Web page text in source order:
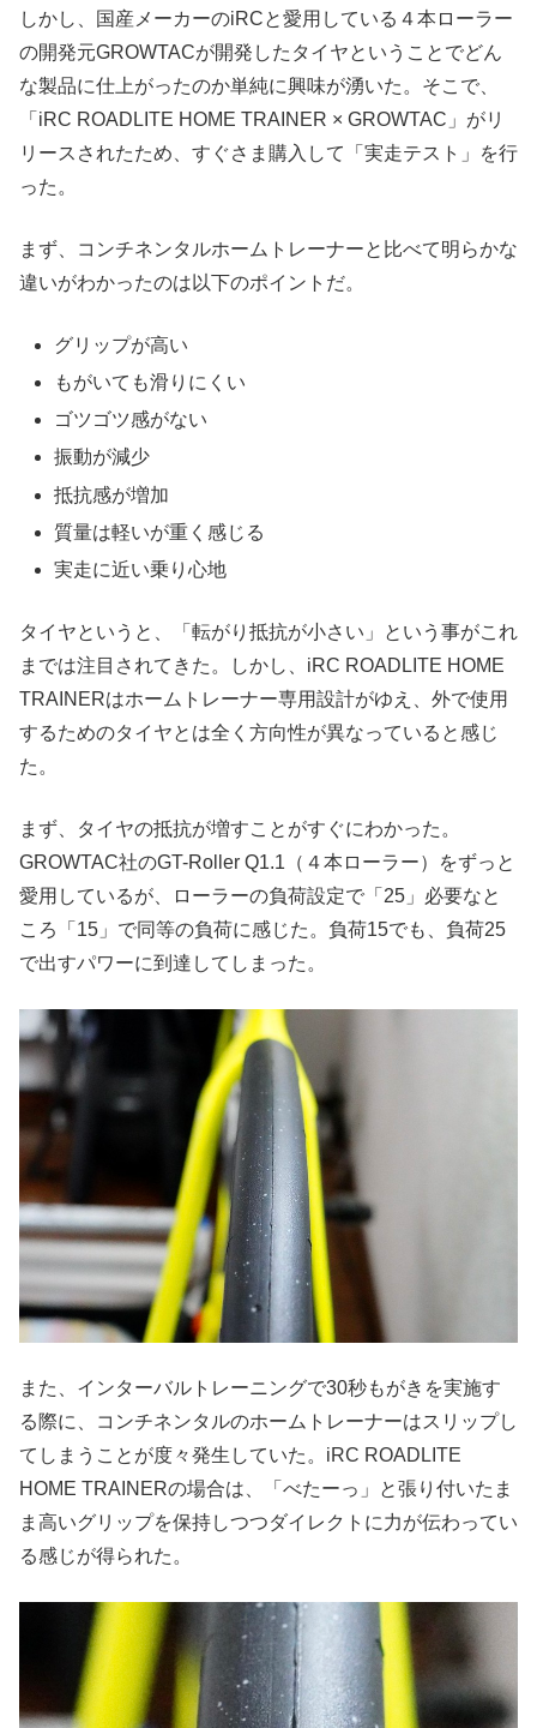
しかし、国産メーカーのiRCと愛用している４本ローラー
の開発元GROWTACが開発したタイヤということでどん
な製品に仕上がったのか単純に興味が湧いた。そこで、
「iRC ROADLITE HOME TRAINER × GROWTAC」がリ
リースされたため、すぐさま購入して「実走テスト」を行
った。
まず、コンチネンタルホームトレーナーと比べて明らかな
違いがわかったのは以下のポイントだ。
グリップが高い
もがいても滑りにくい
ゴツゴツ感がない
振動が減少
抵抗感が増加
質量は軽いが重く感じる
実走に近い乗り心地
タイヤというと、「転がり抵抗が小さい」という事がこれ
までは注目されてきた。しかし、iRC ROADLITE HOME
TRAINERはホームトレーナー専用設計がゆえ、外で使用
するためのタイヤとは全く方向性が異なっていると感じ
た。
まず、タイヤの抵抗が増すことがすぐにわかった。
GROWTAC社のGT-Roller Q1.1（４本ローラー）をずっと
愛用しているが、ローラーの負荷設定で「25」必要なと
ころ「15」で同等の負荷に感じた。負荷15でも、負荷25
で出すパワーに到達してしまった。
また、インターバルトレーニングで30秒もがきを実施す
る際に、コンチネンタルのホームトレーナーはスリップし
てしまうことが度々発生していた。iRC ROADLITE
HOME TRAINERの場合は、「べたーっ」と張り付いたま
ま高いグリップを保持しつつダイレクトに力が伝わってい
る感じが得られた。